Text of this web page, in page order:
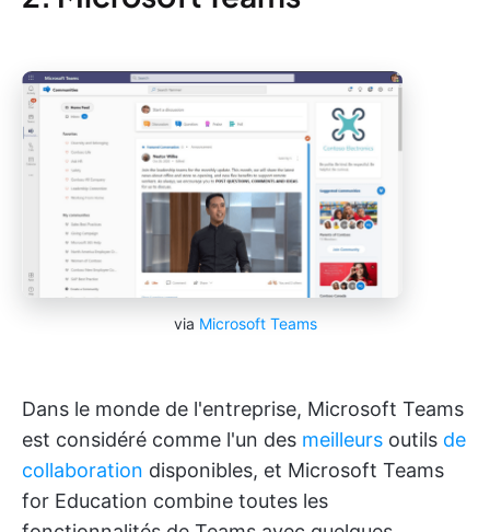
via Microsoft Teams
Dans le monde de l'entreprise, Microsoft Teams
est considéré comme l'un des meilleurs outils de
collaboration disponibles, et Microsoft Teams
for Education combine toutes les